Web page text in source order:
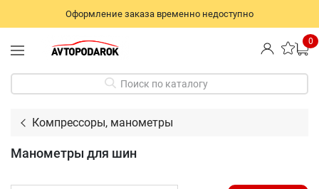
Оформление заказа временно недоступно
0
Поиск по каталогу
Компрессоры, манометры
Манометры для шин